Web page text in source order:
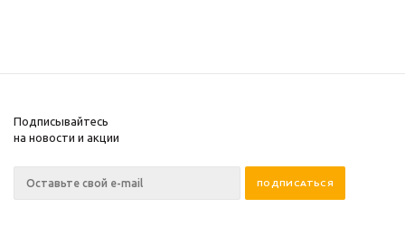
Подписывайтесь
на новости и акции